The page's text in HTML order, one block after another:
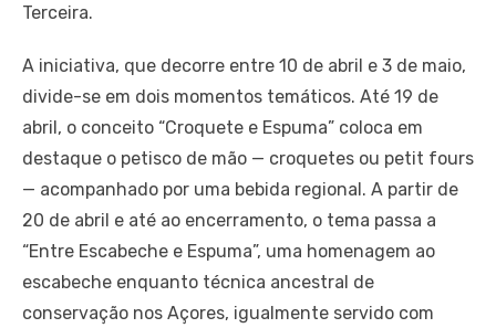
Terceira.
A iniciativa, que decorre entre 10 de abril e 3 de maio,
divide-se em dois momentos temáticos. Até 19 de
abril, o conceito “Croquete e Espuma” coloca em
destaque o petisco de mão — croquetes ou petit fours
— acompanhado por uma bebida regional. A partir de
20 de abril e até ao encerramento, o tema passa a
“Entre Escabeche e Espuma”, uma homenagem ao
escabeche enquanto técnica ancestral de
conservação nos Açores, igualmente servido com